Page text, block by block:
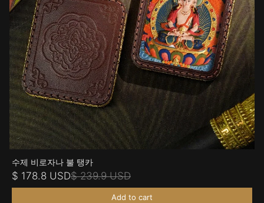
수제 비로자나 불 탱카
$ 178.8 USD$ 239.9 USD
Add to cart